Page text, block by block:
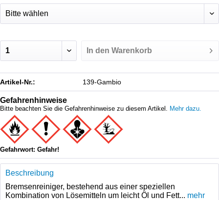
In den Warenkorb
Artikel-Nr.: 139-Gambio
Gefahrenhinweise
Bitte beachten Sie die Gefahrenhinweise zu diesem Artikel. Mehr dazu.
Gefahrwort: Gefahr!
Beschreibung
Bremsenreiniger, bestehend aus einer speziellen
Kombination von Lösemitteln um leicht Öl und Fett... mehr